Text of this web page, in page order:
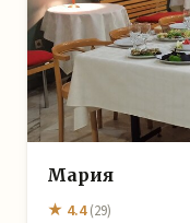
Мария
★ 4.4(29)